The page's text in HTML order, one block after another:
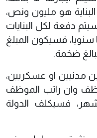
هو مليون ونص،
دفعة لكل البنايات
اما سنويا، فسيكون المبلغ
مدنيين او عسكريين،
الواحد يحتاج الى 15 موظف وان راتب الموظف
فسيكلف الدولة